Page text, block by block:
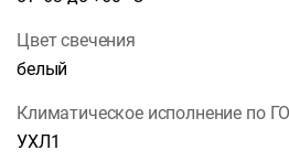
Цвет свечения
белый
Климатическое исполнение по
УХЛ1